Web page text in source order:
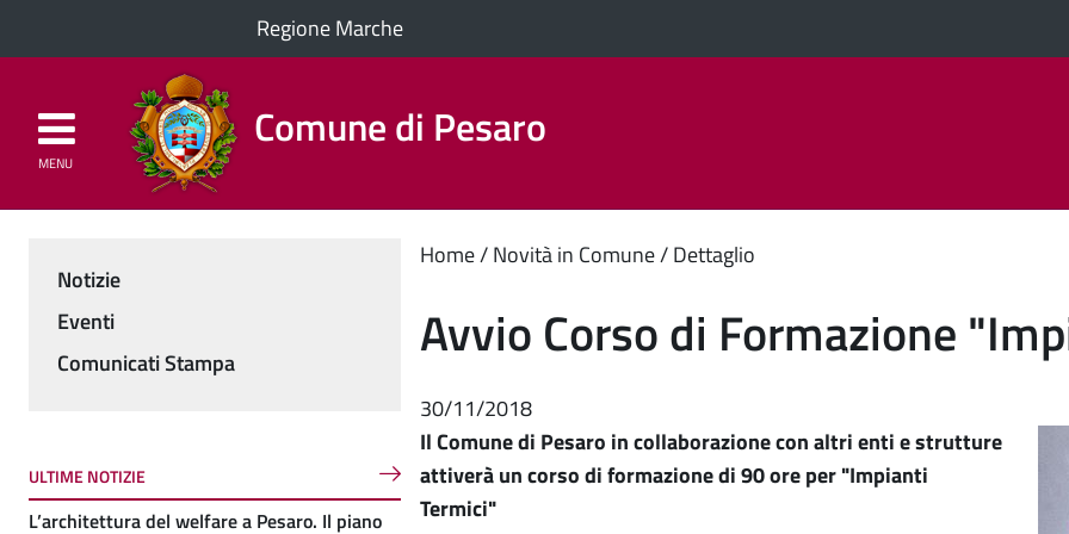
Regione Marche
Comune di Pesaro
MENU
Aree Tematiche
Contenuto
principale
Home Novità in Comune Dettaglio
Avvio Corso di Formazione
30/11/2018
Il Comune di Pesaro in collaborazione con altri enti e strutture
attiverà un corso di formazione di 90 ore per "Impianti
Termici"
Menu
Notizie
Eventi
Comunicati Stampa
ULTIME NOTIZIE
L’architettura del welfare a Pesaro. Il piano